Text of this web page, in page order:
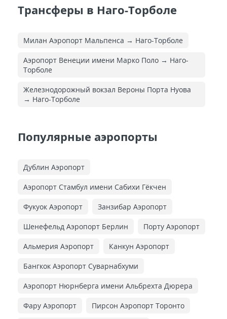
Трансферы в Наго-Торболе
Милан Аэропорт Мальпенса → Наго-Торболе
Аэропорт Венеции имени Марко Поло → Наго-
Торболе
Железнодорожный вокзал Вероны Порта Нуова
→ Наго-Торболе
Популярные аэропорты
Дублин Аэропорт
Аэропорт Стамбул имени Сабихи Гёкчен
Фукуок Аэропорт Занзибар Аэропорт
Шенефельд Аэропорт Берлин Порту Аэропорт
Альмерия Аэропорт Канкун Аэропорт
Бангкок Аэропорт Суварнабхуми
Аэропорт Нюрнберга имени Альбрехта Дюрера
Фару Аэропорт Пирсон Аэропорт Торонто